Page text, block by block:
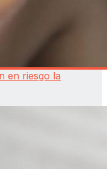
en riesgo la